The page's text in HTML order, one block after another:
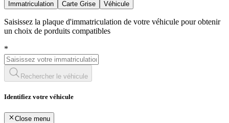
Immatriculation Carte Grise Véhicule
Saisissez la plaque d'immatriculation de votre véhicule pour obtenir
un choix de porduits compatibles
*
Rechercher le véhicule
Identifiez votre véhicule
Close menu